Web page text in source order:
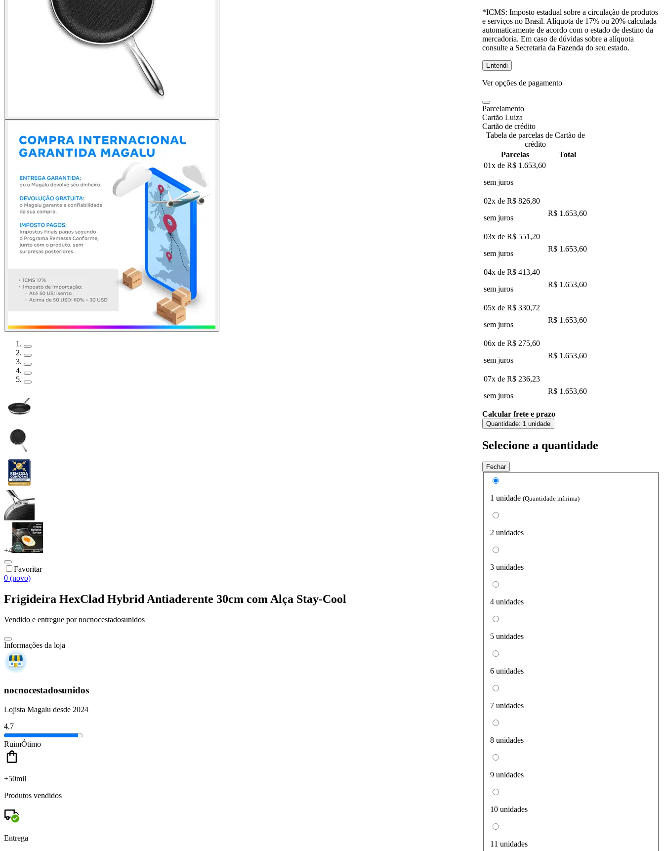
+4
Favoritar
0 (novo)
Frigideira HexClad Hybrid Antiaderente 30cm com Alça Stay-Cool
Vendido e entregue por nocnocestadosunidos
Informações da loja
nocnocestadosunidos
Lojista Magalu desde 2024
4.7
RuimÓtimo
+50mil
Produtos vendidos
Entrega
*ICMS: Imposto estadual sobre a circulação de produtos
e serviços no Brasil. Alíquota de 17% ou 20% calculada
automaticamente de acordo com o estado de destino da
mercadoria. Em caso de dúvidas sobre a alíquota
consulte a Secretaria da Fazenda do seu estado.
Entendi
Ver opções de pagamento
Parcelamento
Cartão Luiza
Cartão de crédito
Tabela de parcelas de Cartão de
crédito
Parcelas
Total
01x de R$ 1.653,60
sem juros
02x de R$ 826,80
sem juros
R$ 1.653,60
03x de R$ 551,20
sem juros
R$ 1.653,60
04x de R$ 413,40
sem juros
R$ 1.653,60
05x de R$ 330,72
sem juros
R$ 1.653,60
06x de R$ 275,60
sem juros
R$ 1.653,60
07x de R$ 236,23
sem juros
R$ 1.653,60
Calcular frete e prazo
Quantidade: 1 unidade
Selecione a quantidade
Fechar
1 unidade (Quantidade mínima)
2 unidades
3 unidades
4 unidades
5 unidades
6 unidades
7 unidades
8 unidades
9 unidades
10 unidades
11 unidades